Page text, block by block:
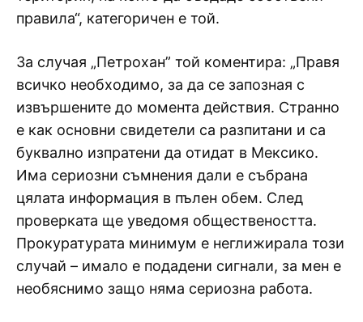
правила“, категоричен е той.
За случая „Петрохан” той коментира: „Правя
всичко необходимо, за да се запозная с
извършените до момента действия. Странно
е как основни свидетели са разпитани и са
буквално изпратени да отидат в Мексико.
Има сериозни съмнения дали е събрана
цялата информация в пълен обем. След
проверката ще уведомя обществеността.
Прокуратурата минимум е неглижирала този
случай – имало е подадени сигнали, за мен е
необяснимо защо няма сериозна работа.